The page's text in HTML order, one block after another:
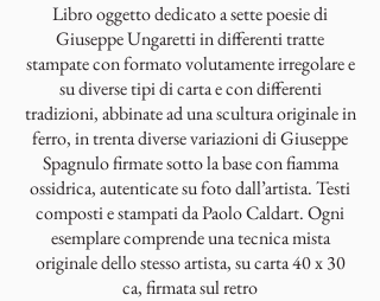
Libro oggetto dedicato a sette poesie di
Giuseppe Ungaretti in differenti tratte
stampate con formato volutamente irregolare e
su diverse tipi di carta e con differenti
tradizioni, abbinate ad una scultura originale in
ferro, in trenta diverse variazioni di Giuseppe
Spagnulo firmate sotto la base con fiamma
ossidrica, autenticate su foto dall’artista. Testi
composti e stampati da Paolo Caldart. Ogni
esemplare comprende una tecnica mista
originale dello stesso artista, su carta 40 x 30
ca, firmata sul retro